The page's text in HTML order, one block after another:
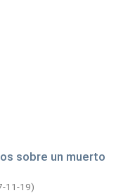
sobre un muerto
11-19)